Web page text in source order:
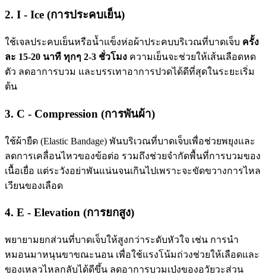
2. I - Ice (การประคบเย็น)
ใช้เจลประคบเย็นหรือน้ำแข็งห่อผ้าประคบบริเวณที่บาดเจ็บ ครั้ง
ละ 15-20 นาที ทุกๆ 2-3 ชั่วโมง ความเย็นจะช่วยให้เส้นเลือดหด
ตัว ลดอาการบวม และบรรเทาอาการปวดได้ดีที่สุดในระยะเริ่ม
ต้น
3. C - Compression (การพันผ้า)
ใช้ผ้ายืด (Elastic Bandage) พันบริเวณที่บาดเจ็บเพื่อช่วยพยุงและ
ลดการเคลื่อนไหวของข้อต่อ รวมถึงช่วยจำกัดพื้นที่การบวมของ
เนื้อเยื่อ แต่ระวังอย่าพันแน่นจนเกินไปเพราะจะขัดขวางการไหล
เวียนของเลือด
4. E - Elevation (การยกสูง)
พยายามยกส่วนที่บาดเจ็บให้สูงกว่าระดับหัวใจ เช่น การนำ
หมอนมาหนุนขาขณะนอน เพื่อใช้แรงโน้มถ่วงช่วยให้เลือดและ
ของเหลวไหลกลับได้ดีขึ้น ลดอาการบวมเป่งของอวัยวะส่วน